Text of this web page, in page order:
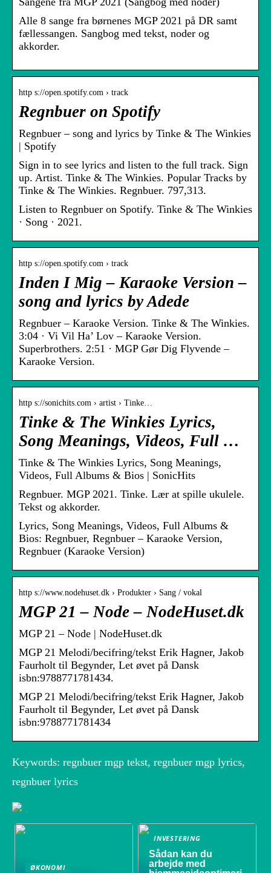
Alle 8 sange fra børnenes MGP 2021 på DR samt
fællessangen. Sangbog med tekst, noder og
akkorder.
http s://open.spotify.com › track
Regnbuer on Spotify
Regnbuer – song and lyrics by Tinke & The Winkies
| Spotify
Sign in to see lyrics and listen to the full track. Sign
up. Artist. Tinke & The Winkies. Popular Tracks by
Tinke & The Winkies. Regnbuer. 797,313.
Listen to Regnbuer on Spotify. Tinke & The Winkies
· Song · 2021.
http s://open.spotify.com › track
Inden I Mig – Karaoke Version –
song and lyrics by Adede
Regnbuer – Karaoke Version. Tinke & The Winkies.
3:04 · Vi Vil Ha’ Lov – Karaoke Version.
Superbrothers. 2:51 · MGP Gør Dig Flyvende –
Karaoke Version.
http s://sonichits.com › artist › Tinke…
Tinke & The Winkies Lyrics,
Song Meanings, Videos, Full …
Tinke & The Winkies Lyrics, Song Meanings,
Videos, Full Albums & Bios | SonicHits
Regnbuer. MGP 2021. Tinke. Lær at spille ukulele.
Tekst og akkorder.
Lyrics, Song Meanings, Videos, Full Albums &
Bios: Regnbuer, Regnbuer – Karaoke Version,
Regnbuer (Karaoke Version)
http s://www.nodehuset.dk › Produkter › Sang / vokal
MGP 21 – Node – NodeHuset.dk
MGP 21 – Node | NodeHuset.dk
MGP 21 Melodi/becifring/tekst Erik Hagner, Jakob
Faurholt til Begynder, Let øvet på Dansk
isbn:9788771781434.
MGP 21 Melodi/becifring/tekst Erik Hagner, Jakob
Faurholt til Begynder, Let øvet på Dansk
isbn:9788771781434
Keywords: regnbuer mgp tekst, regnbuer mgp lyrics,
regnbuer lyrics
ØKONOMI
INVESTERING
Sådan kan du
arbejde med